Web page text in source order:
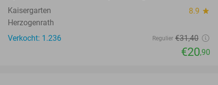
Kaisergarten 8.9 star
Herzogenrath
Verkocht: 1.236
Regulier €31,40
€20,90